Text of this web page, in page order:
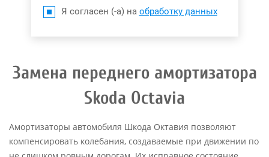
Я согласен (-а) на обработку данных
Замена переднего амортизатора
Skoda Octavia
Амортизаторы автомобиля Шкода Октавия позволяют
компенсировать колебания, создаваемые при движении по